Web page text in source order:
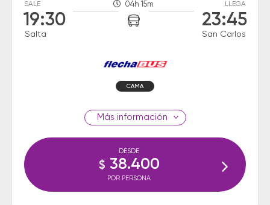
SALE
19:30
Salta
04h 15m LLEGA
23:45
San Carlos
CAMA
información
DESDE
$ 38.400
POR PERSONA